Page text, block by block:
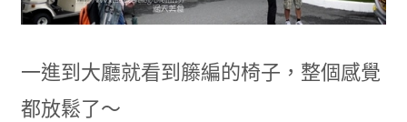
一進到大廳就看到籐編的椅子，整個感覺
都放鬆了～